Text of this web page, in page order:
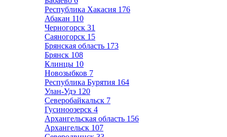
Республика Хакасия 176
Абакан 110
Черногорск 31
Саяногорск 15
Брянская область 173
Брянск 108
Клинцы 10
Новозыбков 7
Республика Бурятия 164
Улан-Удэ 120
Северобайкальск 7
Гусиноозерск 4
Архангельская область 156
Архангельск 107